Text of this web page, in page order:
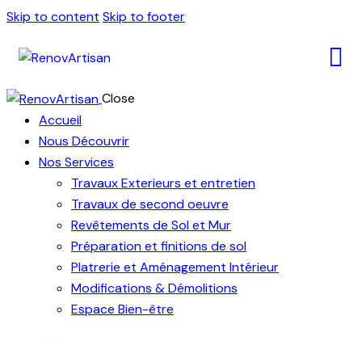
Skip to content Skip to footer
Close
Accueil
Nous Découvrir
Nos Services
Travaux Exterieurs et entretien
Travaux de second oeuvre
Revêtements de Sol et Mur
Préparation et finitions de sol
Platrerie et Aménagement Intérieur
Modifications & Démolitions
Espace Bien-être